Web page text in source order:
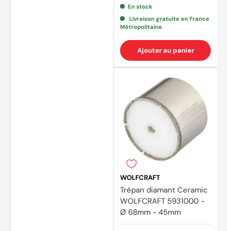
En stock
Livraison gratuite en France
Métropolitaine
Ajouter au panier
WOLFCRAFT
Trépan diamant Ceramic
WOLFCRAFT 5931000 -
Ø 68mm - 45mm